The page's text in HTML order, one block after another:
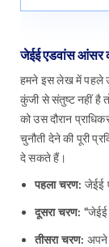
जेईई एडवांस आंसर
हमने इस लेख में पहले
कुंजी से संतुष्ट नहीं है
को उस दौरान
चुनौती देने की पूरी
दे सकते हैं।
पहला चरण: जेईई
दूसरा चरण:
तीसरा चरण: अपने